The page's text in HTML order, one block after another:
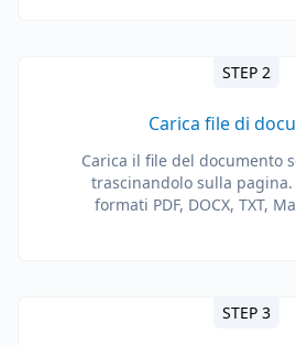
STEP 2
Carica file di
Carica il file del documento
trascinandolo sulla
formati PDF, DOCX, TXT,
STEP 3